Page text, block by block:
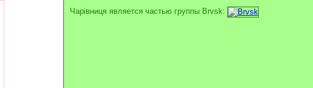
Чарівниця является частью группы Brvsk: